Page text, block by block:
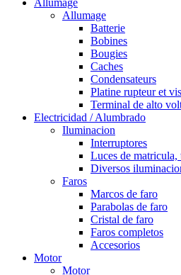
Allumage
Batterie
Bobines
Bougies
Caches
Condensateurs
Platine rupteur et
Terminal de alto
Electricidad / Alumbrado
Iluminacion
Interruptores
Luces de matricula,
Diversos
Faros
Marcos de faro
Parabolas de faro
Cristal de faro
Faros completos
Accesorios
Motor
Motor